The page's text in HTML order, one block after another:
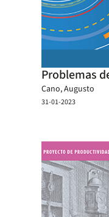
Problemas
Cano, Augusto
31-01-2023